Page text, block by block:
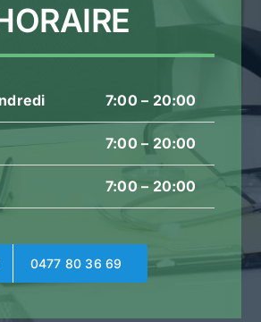
7:00 – 20:00
7:00 – 20:00
7:00 – 20:00
0477 80 36 69